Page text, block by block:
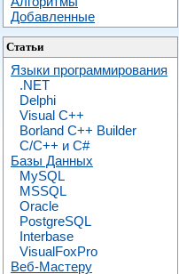
Добавленные
Статьи
Языки программирования
.NET
Delphi
Visual C++
Borland C++ Builder
C/С++ и C#
Базы Данных
MySQL
MSSQL
Oracle
PostgreSQL
Interbase
VisualFoxPro
Веб-Мастеру